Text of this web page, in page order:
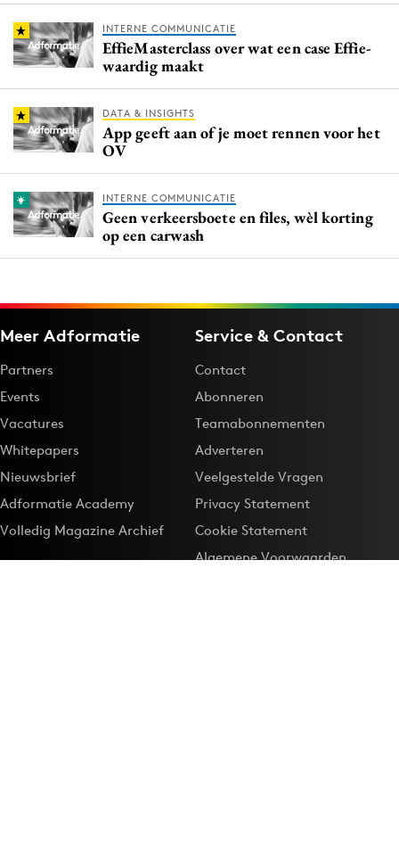
INTERNE COMMUNICATIE
EffieMasterclass over wat een case Effie-
waardig maakt
DATA & INSIGHTS
App geeft aan of je moet rennen voor het
OV
INTERNE COMMUNICATIE
Geen verkeersboete en files, wèl korting
op een carwash
Meer Adformatie
Partners
Events
Vacatures
Whitepapers
Nieuwsbrief
Adformatie Academy
Volledig Magazine Archief
Service & Contact
Contact
Abonneren
Teamabonnementen
Adverteren
Veelgestelde Vragen
Privacy Statement
Cookie Statement
Algemene Voorwaarden